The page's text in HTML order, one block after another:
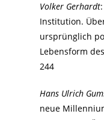
Volker Gerhardt
Institution.
ursprünglich
Lebensform
244
Hans Ulrich
neue